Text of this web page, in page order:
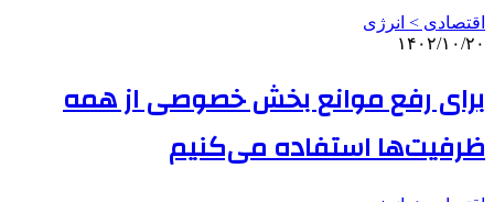
اقتصادی > انرژی
۱۴۰۲/۱۰/۲۰
برای رفع موانع بخش خصوصی از همه
ظرفیت‌ها استفاده می‌کنیم